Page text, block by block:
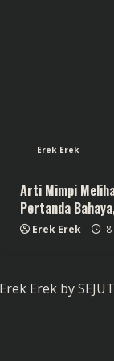
Erek Erek
Arti Mimpi
Pertanda
Erek Erek
Erek by